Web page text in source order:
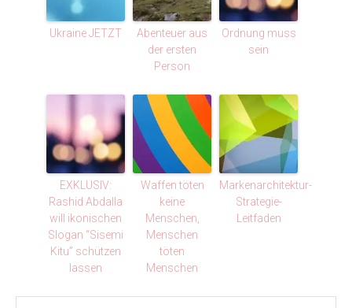
Ukraine JETZT
Abenteuer aus
der ersten
Person
Ordnung muss
sein
EXKLUSIV:
Rashid Abdalla
will ikonischen
Slogan “Sisemi
Kitu” schützen
lassen
Waffen töten
keine
Menschen,
Menschen
töten
Menschen
Markenarchitektur-
Strategie-
Leitfaden